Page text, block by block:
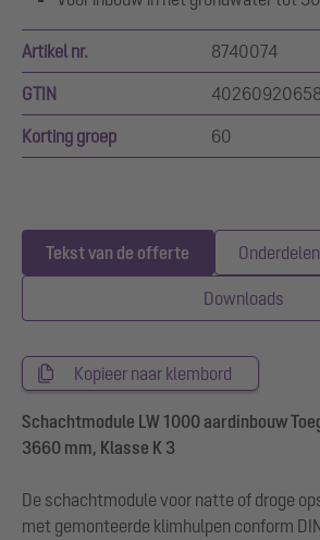
Artikel nr. 8740074
GTIN
Korting groep 60
Tekst van de offerte Onderdelen
Downloads
Kopieer naar klembord
Schachtmodule LW 1000 aardinbouw
3660 mm, Klasse K 3
De schachtmodule voor natte of droge
met gemonteerde klimhulpen conform DIN